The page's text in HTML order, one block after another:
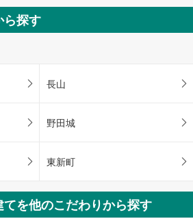
ら探す
長山
野田城
東新町
を他のこだわりから探す